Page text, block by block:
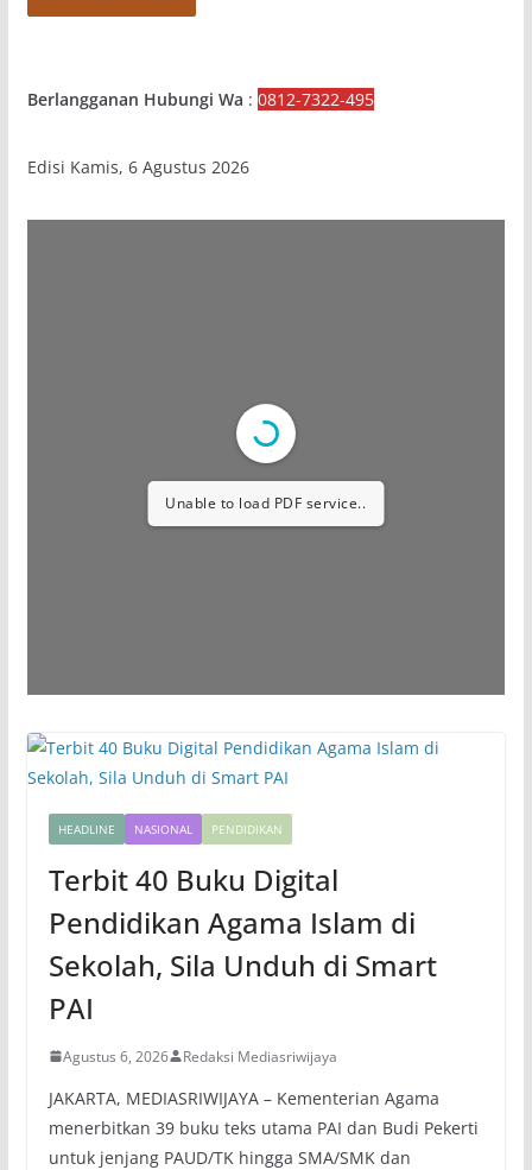
Berlangganan Hubungi Wa : 0812-7322-495
Edisi Kamis, 6 Agustus 2026
Unable to load PDF service..
HEADLINE NASIONAL PENDIDIKAN
Terbit 40 Buku Digital
Pendidikan Agama Islam di
Sekolah, Sila Unduh di Smart
PAI
Agustus 6, 2026 Redaksi Mediasriwijaya
JAKARTA, MEDIASRIWIJAYA – Kementerian Agama
menerbitkan 39 buku teks utama PAI dan Budi Pekerti
untuk jenjang PAUD/TK hingga SMA/SMK dan